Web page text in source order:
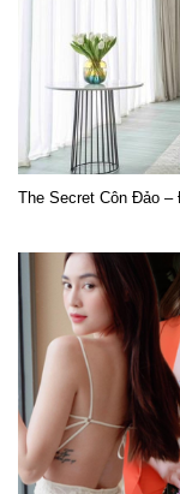
The Secret Côn Đảo